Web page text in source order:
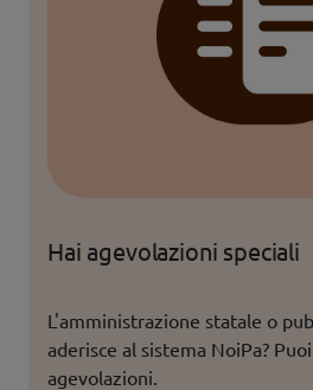
Hai agevolazioni speciali
L'amministrazione statale o
aderisce al sistema NoiPa?
agevolazioni.